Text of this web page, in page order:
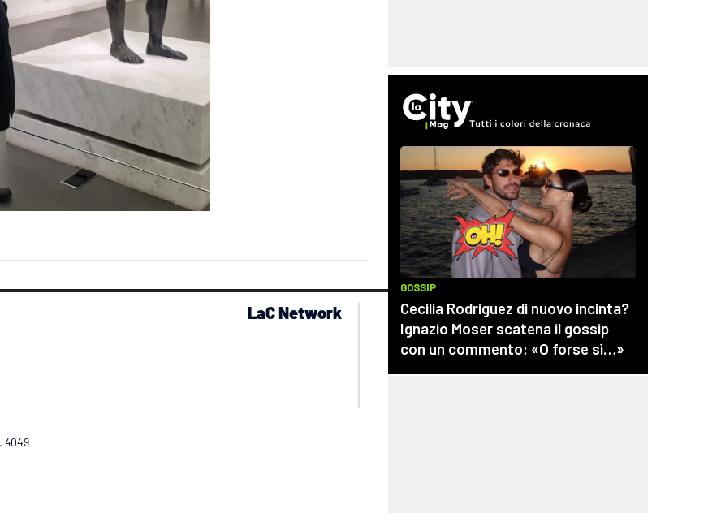
LaC Network
lacplay.it
lactv.it
laconair.it
lacitymag.it
lacapitalenews.it
cosenzachannel.it
4049